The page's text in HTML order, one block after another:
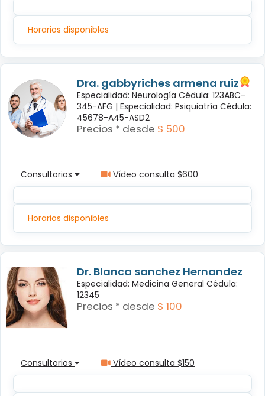
Horarios disponibles
Dra. gabbyriches armena ruiz
Especialidad: Neurología Cédula: 123ABC-
345-AFG | Especialidad: Psiquiatría Cédula:
45678-A45-ASD2
Precios * desde $ 500
Consultorios Vídeo consulta $600
Horarios disponibles
Dr. Blanca sanchez Hernandez
Especialidad: Medicina General Cédula:
12345
Precios * desde $ 100
Consultorios Vídeo consulta $150